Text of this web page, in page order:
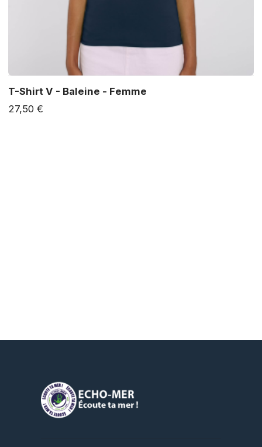
T-Shirt V - Baleine - Femme
27,50 €